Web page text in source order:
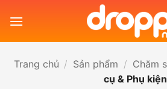
qua
Trang chủ / Sản phẩm / Chăm
cụ & Phụ kiện